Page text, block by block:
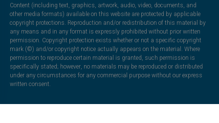
Content (including text, graphics, artwork, audio, video, documents, and
other media formats) available on this website are protected by applicable
copyright protections. Reproduction and/or redistribution of this material by
any means and in any format is expressly prohibited without prior written
permission. Copyright protection exists whether or not a specific copyright
mark (©) and/or copyright notice actually appears on the material. Where
permission to reproduce certain material is granted, such permission is
specifically stated; however, no materials may be reproduced or distributed
under any circumstances for any commercial purpose without our express
written consent.